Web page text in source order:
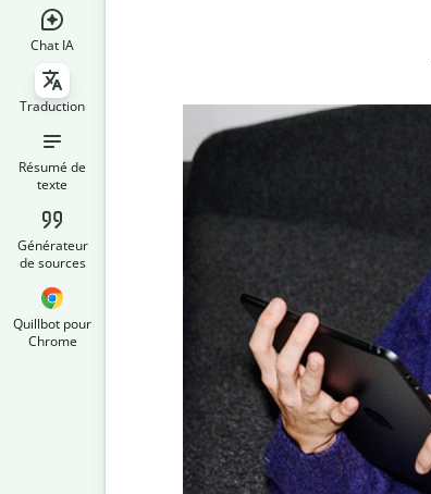
Chat IA
Traduction
Résumé de
texte
Générateur
de sources
Quillbot pour
Chrome